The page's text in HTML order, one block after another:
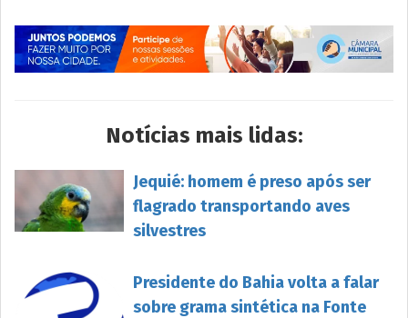
Notícias mais lidas:
Jequié: homem é preso após ser
flagrado transportando aves
silvestres
Presidente do Bahia volta a falar
sobre grama sintética na Fonte